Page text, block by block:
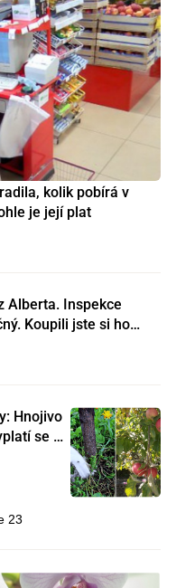
kolik pobírá v
je její plat
Alberta. Inspekce
Koupili jste si ho
Hnojivo
se s